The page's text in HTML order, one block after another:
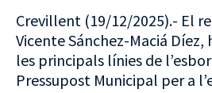
Crevillent (19/12/2025).- El
Vicente Sánchez-Maciá
les principals línies de
Pressupost Municipal per a